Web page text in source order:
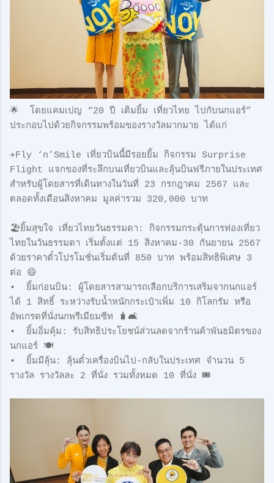
🌟 โดยแคมเปญ “20 ปี เติมยิ้ม เที่ยวไทย ไปกับนกแอร์”
ประกอบไปด้วยกิจกรรมพร้อมของรางวัลมากมาย ได้แก่
✈️Fly ‘n’Smile เที่ยวบินนี้มีรอยยิ้ม กิจกรรม Surprise
Flight แจกของที่ระลึกบนเที่ยวบินและลุ้นบินฟรีภายในประเทศ
สำหรับผู้โดยสารที่เดินทางในวันที่ 23 กรกฎาคม 2567 และ
ตลอดทั้งเดือนสิงหาคม มูลค่ารวม 320,000 บาท
🏖️ยิ้มสุขใจ เที่ยวไทยวันธรรมดา: กิจกรรมกระตุ้นการท่องเที่ยว
ไทยในวันธรรมดา เริ่มตั้งแต่ 15 สิงหาคม-30 กันยายน 2567
ด้วยราคาตั๋วโปรโมชั่นเริ่มต้นที่ 850 บาท พร้อมสิทธิพิเศษ 3
ต่อ 😄
• ยิ้มก่อนบิน: ผู้โดยสารสามารถเลือกบริการเสริมจากนกแอร์
ได้ 1 สิทธิ์ ระหว่างรับน้ำหนักกระเป๋าเพิ่ม 10 กิโลกรัม หรือ
อัพเกรดที่นั่งนกพรีเมียมซีท 🧳🛋️
• ยิ้มอิ่มคุ้ม: รับสิทธิประโยชน์ส่วนลดจากร้านค้าพันธมิตรของ
นกแอร์ 🍽️
• ยิ้มมีลุ้น: ลุ้นตั๋วเครื่องบินไป-กลับในประเทศ จำนวน 5
รางวัล รางวัลละ 2 ที่นั่ง รวมทั้งหมด 10 ที่นั่ง 🎟️